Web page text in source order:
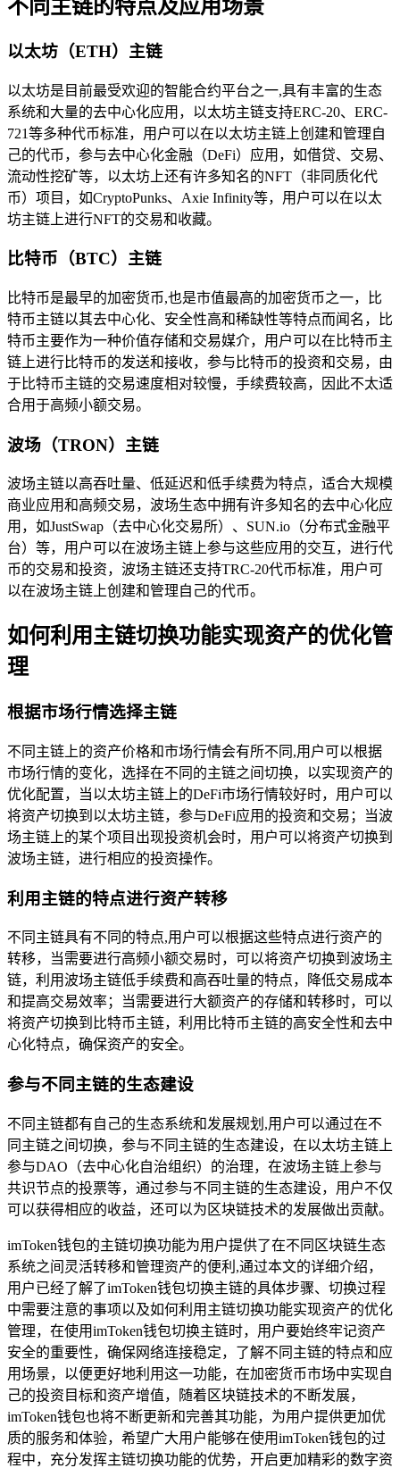
不同主链的特点及应用场景
以太坊（ETH）主链
以太坊是目前最受欢迎的智能合约平台之一,具有丰富的生态
系统和大量的去中心化应用，以太坊主链支持ERC-20、ERC-
721等多种代币标准，用户可以在以太坊主链上创建和管理自
己的代币，参与去中心化金融（DeFi）应用，如借贷、交易、
流动性挖矿等，以太坊上还有许多知名的NFT（非同质化代
币）项目，如CryptoPunks、Axie Infinity等，用户可以在以太
坊主链上进行NFT的交易和收藏。
比特币（BTC）主链
比特币是最早的加密货币,也是市值最高的加密货币之一，比
特币主链以其去中心化、安全性高和稀缺性等特点而闻名，比
特币主要作为一种价值存储和交易媒介，用户可以在比特币主
链上进行比特币的发送和接收，参与比特币的投资和交易，由
于比特币主链的交易速度相对较慢，手续费较高，因此不太适
合用于高频小额交易。
波场（TRON）主链
波场主链以高吞吐量、低延迟和低手续费为特点，适合大规模
商业应用和高频交易，波场生态中拥有许多知名的去中心化应
用，如JustSwap（去中心化交易所）、SUN.io（分布式金融平
台）等，用户可以在波场主链上参与这些应用的交互，进行代
币的交易和投资，波场主链还支持TRC-20代币标准，用户可
以在波场主链上创建和管理自己的代币。
如何利用主链切换功能实现资产的优化管
理
根据市场行情选择主链
不同主链上的资产价格和市场行情会有所不同,用户可以根据
市场行情的变化，选择在不同的主链之间切换，以实现资产的
优化配置，当以太坊主链上的DeFi市场行情较好时，用户可以
将资产切换到以太坊主链，参与DeFi应用的投资和交易；当波
场主链上的某个项目出现投资机会时，用户可以将资产切换到
波场主链，进行相应的投资操作。
利用主链的特点进行资产转移
不同主链具有不同的特点,用户可以根据这些特点进行资产的
转移，当需要进行高频小额交易时，可以将资产切换到波场主
链，利用波场主链低手续费和高吞吐量的特点，降低交易成本
和提高交易效率；当需要进行大额资产的存储和转移时，可以
将资产切换到比特币主链，利用比特币主链的高安全性和去中
心化特点，确保资产的安全。
参与不同主链的生态建设
不同主链都有自己的生态系统和发展规划,用户可以通过在不
同主链之间切换，参与不同主链的生态建设，在以太坊主链上
参与DAO（去中心化自治组织）的治理，在波场主链上参与
共识节点的投票等，通过参与不同主链的生态建设，用户不仅
可以获得相应的收益，还可以为区块链技术的发展做出贡献。
imToken钱包的主链切换功能为用户提供了在不同区块链生态
系统之间灵活转移和管理资产的便利,通过本文的详细介绍，
用户已经了解了imToken钱包切换主链的具体步骤、切换过程
中需要注意的事项以及如何利用主链切换功能实现资产的优化
管理，在使用imToken钱包切换主链时，用户要始终牢记资产
安全的重要性，确保网络连接稳定，了解不同主链的特点和应
用场景，以便更好地利用这一功能，在加密货币市场中实现自
己的投资目标和资产增值，随着区块链技术的不断发展，
imToken钱包也将不断更新和完善其功能，为用户提供更加优
质的服务和体验，希望广大用户能够在使用imToken钱包的过
程中，充分发挥主链切换功能的优势，开启更加精彩的数字资